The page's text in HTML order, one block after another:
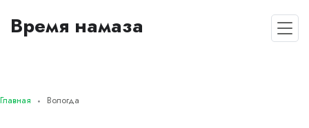
Время намаза
Главная Вологда